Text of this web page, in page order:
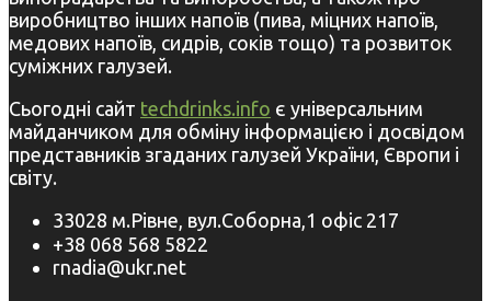
виробництво інших напоїв (пива, міцних напоїв,
медових напоїв, сидрів, соків тощо) та розвиток
суміжних галузей.
Сьогодні сайт techdrinks.info є універсальним
майданчиком для обміну інформацією і досвідом
представників згаданих галузей України, Європи і
світу.
33028 м.Рівне, вул.Соборна,1 офіс 217
+38 068 568 5822
rnadia@ukr.net